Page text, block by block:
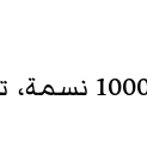
حالياً تحيط بالتل قرية تحمل اسم التل